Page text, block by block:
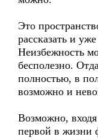
Это
рассказать и
Неизбежность
бесполезно.
полностью, в
возможно и
Возможно, входя
первой в жизни